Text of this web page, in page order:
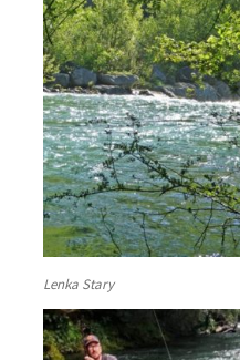
Lenka Stary